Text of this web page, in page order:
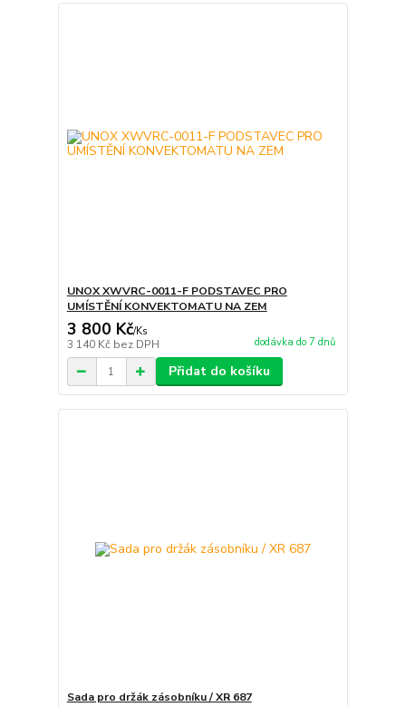
UNOX XWVRC-0011-F PODSTAVEC PRO
UMÍSTĚNÍ KONVEKTOMATU NA ZEM
3 800 Kč/Ks
3 140 Kč bez DPH dodávka do 7 dnů
Přidat do košíku
Sada pro držák zásobníku / XR 687